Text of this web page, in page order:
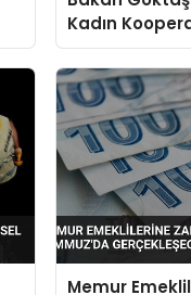
Kadın
Vurgusu
Memur